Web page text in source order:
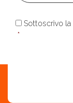
Consenso
Sottoscrivo la
*